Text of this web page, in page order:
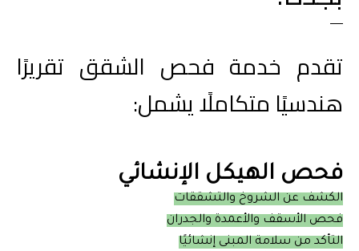
هندسيًا متكاملًا يشمل:
فحص الهيكل الإنشائي
الكشف عن الشروخ والتشققات
فحص الأسقف والأعمدة والجدران
التأكد من سلامة المبنى إنشائيًا